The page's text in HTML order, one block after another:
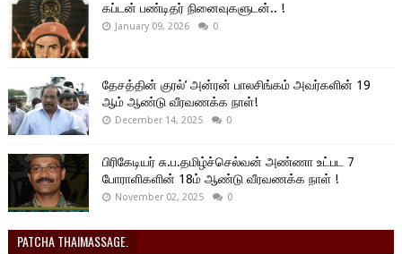
கப்டன் பண்டிதர் நினைவுகளுடன்.. !
January 09, 2026 0
தேசத்தின் குரல்’ அன்ரன் பாலசிங்கம் அவர்களின் 19
ஆம் ஆண்டு வீரவணக்க நாள்!
December 14, 2025 0
பிரிகேடியர் சு.ப.தமிழ்ச்செல்வன் அண்ணா உட்பட 7
போராளிகளின் 18ம் ஆண்டு வீரவணக்க நாள் !
November 02, 2025 0
PATCHA THAIMASSAGE.